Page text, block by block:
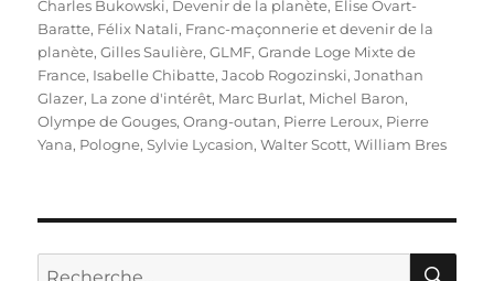
Charles Bukowski, Devenir de la planète, Elise Ovart-
Baratte, Félix Natali, Franc-maçonnerie et devenir de la
planète,Gilles Saulière,GLMF,Grande Loge Mixte de
France, Isabelle Chibatte,Jacob Rogozinski,Jonathan
Glazer, La zone d'intérêt, Marc Burlat, Michel Baron,
Olympe de Gouges,Orang-outan, Pierre Leroux, Pierre
Yana, Pologne,Sylvie Lycasion,Walter Scott,William Bres
Recherche